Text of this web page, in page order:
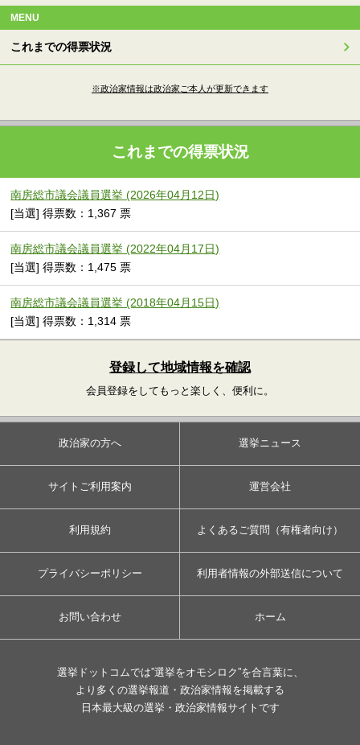
MENU
これまでの得票状況
※政治家情報は政治家ご本人が更新できます
これまでの得票状況
南房総市議会議員選挙 (2026年04月12日)
[当選] 得票数：1,367 票
南房総市議会議員選挙 (2022年04月17日)
[当選] 得票数：1,475 票
南房総市議会議員選挙 (2018年04月15日)
[当選] 得票数：1,314 票
登録して地域情報を確認
会員登録をしてもっと楽しく、便利に。
政治家の方へ 選挙ニュース
サイトご利用案内 運営会社
利用規約 よくあるご質問（有権者向け）
プライバシーポリシー 利用者情報の外部送信について
お問い合わせ ホーム
選挙ドットコムでは”選挙をオモシロク”を合言葉に、
より多くの選挙報道・政治家情報を掲載する
日本最大級の選挙・政治家情報サイトです